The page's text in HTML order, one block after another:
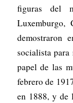
figuras del
demostraron
socialista
papel de las
febrero de
en 1888, y de